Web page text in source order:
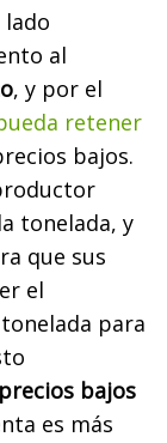
al
, y por el
retener
bajos.
tonelada, y
que sus
el
para
bajos
es más